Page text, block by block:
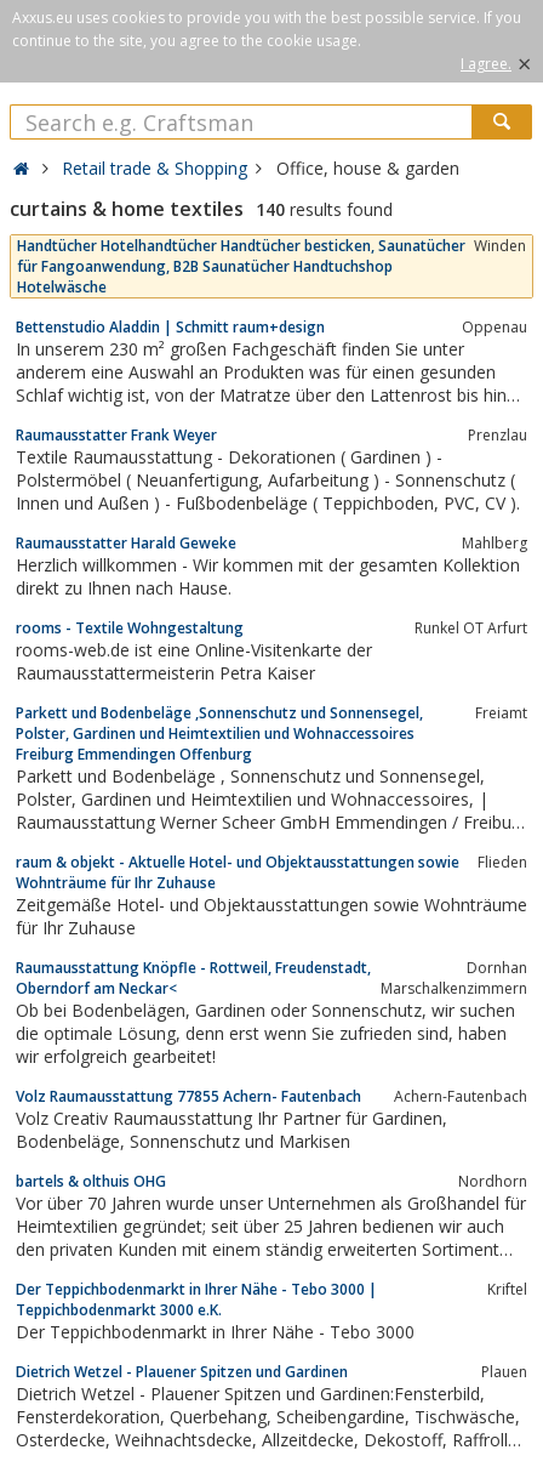
Axxus.eu uses cookies to provide you with the best possible service. If you
continue to the site, you agree to the cookie usage.
I agree. ×
Retail trade & Shopping Office, house & garden
curtains & home textiles 140 results found
Handtücher Hotelhandtücher Handtücher besticken, Saunatücher
für Fangoanwendung, B2B Saunatücher Handtuchshop
Hotelwäsche
Winden
Bettenstudio Aladdin | Schmitt raum+design Oppenau
In unserem 230 m² großen Fachgeschäft finden Sie unter
anderem eine Auswahl an Produkten was für einen gesunden
Schlaf wichtig ist, von der Matratze über den Lattenrost bis hin
Raumausstatter Frank Weyer Prenzlau
Textile Raumausstattung - Dekorationen ( Gardinen ) -
Polstermöbel ( Neuanfertigung, Aufarbeitung ) - Sonnenschutz (
Innen und Außen ) - Fußbodenbeläge ( Teppichboden, PVC, CV ).
Raumausstatter Harald Geweke Mahlberg
Herzlich willkommen - Wir kommen mit der gesamten Kollektion
direkt zu Ihnen nach Hause.
rooms - Textile Wohngestaltung Runkel OT Arfurt
rooms-web.de ist eine Online-Visitenkarte der
Raumausstattermeisterin Petra Kaiser
Parkett und Bodenbeläge ,Sonnenschutz und Sonnensegel,
Polster, Gardinen und Heimtextilien und Wohnaccessoires
Freiburg Emmendingen Offenburg
Freiamt
Parkett und Bodenbeläge , Sonnenschutz und Sonnensegel,
Polster, Gardinen und Heimtextilien und Wohnaccessoires, |
Raumausstattung Werner Scheer GmbH Emmendingen / Freiburg
raum & objekt - Aktuelle Hotel- und Objektausstattungen sowie
Wohnträume für Ihr Zuhause
Flieden
Zeitgemäße Hotel- und Objektausstattungen sowie Wohnträume
für Ihr Zuhause
Raumausstattung Knöpfle - Rottweil, Freudenstadt,
Oberndorf am Neckar<
Dornhan
Marschalkenzimmern
Ob bei Bodenbelägen, Gardinen oder Sonnenschutz, wir suchen
die optimale Lösung, denn erst wenn Sie zufrieden sind, haben
wir erfolgreich gearbeitet!
Volz Raumausstattung 77855 Achern- Fautenbach Achern-Fautenbach
Volz Creativ Raumausstattung Ihr Partner für Gardinen,
Bodenbeläge, Sonnenschutz und Markisen
bartels & olthuis OHG Nordhorn
Vor über 70 Jahren wurde unser Unternehmen als Großhandel für
Heimtextilien gegründet; seit über 25 Jahren bedienen wir auch
den privaten Kunden mit einem ständig erweiterten Sortiment
Der Teppichbodenmarkt in Ihrer Nähe - Tebo 3000 |
Teppichbodenmarkt 3000 e.K.
Kriftel
Der Teppichbodenmarkt in Ihrer Nähe - Tebo 3000
Dietrich Wetzel - Plauener Spitzen und Gardinen Plauen
Dietrich Wetzel - Plauener Spitzen und Gardinen:Fensterbild,
Fensterdekoration, Querbehang, Scheibengardine, Tischwäsche,
Osterdecke, Weihnachtsdecke, Allzeitdecke, Dekostoff, Raffrollo,